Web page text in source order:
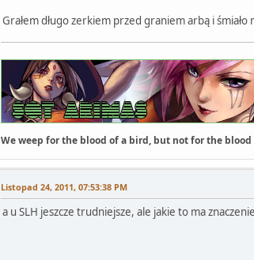
Grałem długo zerkiem przed graniem arbą i
We weep for the blood of a bird, but not for the
Listopad 24, 2011, 07:53:38 PM
a u SLH jeszcze trudniejsze, ale jakie to ma